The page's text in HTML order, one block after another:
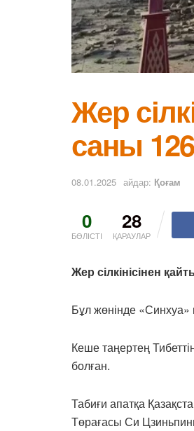
Жер
саны
08.01.2025 айдар: Қоғам
0
БӨЛІСТІ
28
ҚАРАУЛАР
Жер сілкінісінен
Бұл жөнінде «Синхуа»
Кеше таңертең
болған.
Табиғи апатқа
Төрағасы Си